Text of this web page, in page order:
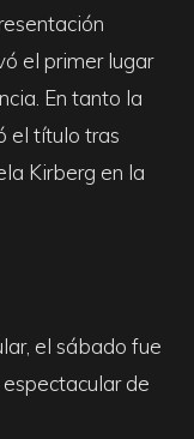
el primer lugar
En tanto la
el título tras
Kirberg en la
el sábado fue
de